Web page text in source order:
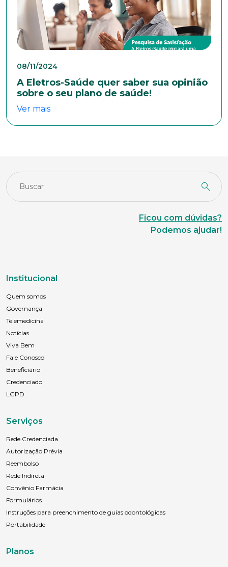
08/11/2024
A Eletros-Saúde quer saber sua opinião
sobre o seu plano de saúde!
Ver mais
Ficou com dúvidas?
Podemos ajudar!
Institucional
Quem somos
Governança
Telemedicina
Notícias
Viva Bem
Fale Conosco
Beneficiário
Credenciado
LGPD
Serviços
Rede Credenciada
Autorização Prévia
Reembolso
Rede Indireta
Convênio Farmácia
Formulários
Instruções para preenchimento de guias odontológicas
Portabilidade
Planos
Cidade
Naturalidade
Idade
Anexar currículo*